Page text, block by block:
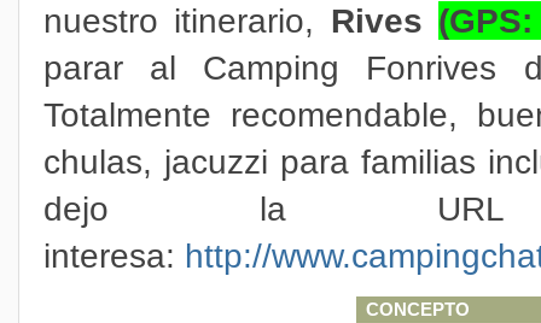
nuestro itinerario, Rives
parar al Camping Fonrives
Totalmente recomendable,
chulas, jacuzzi para familias
dejo la
interesa: http://
CONCEPTO